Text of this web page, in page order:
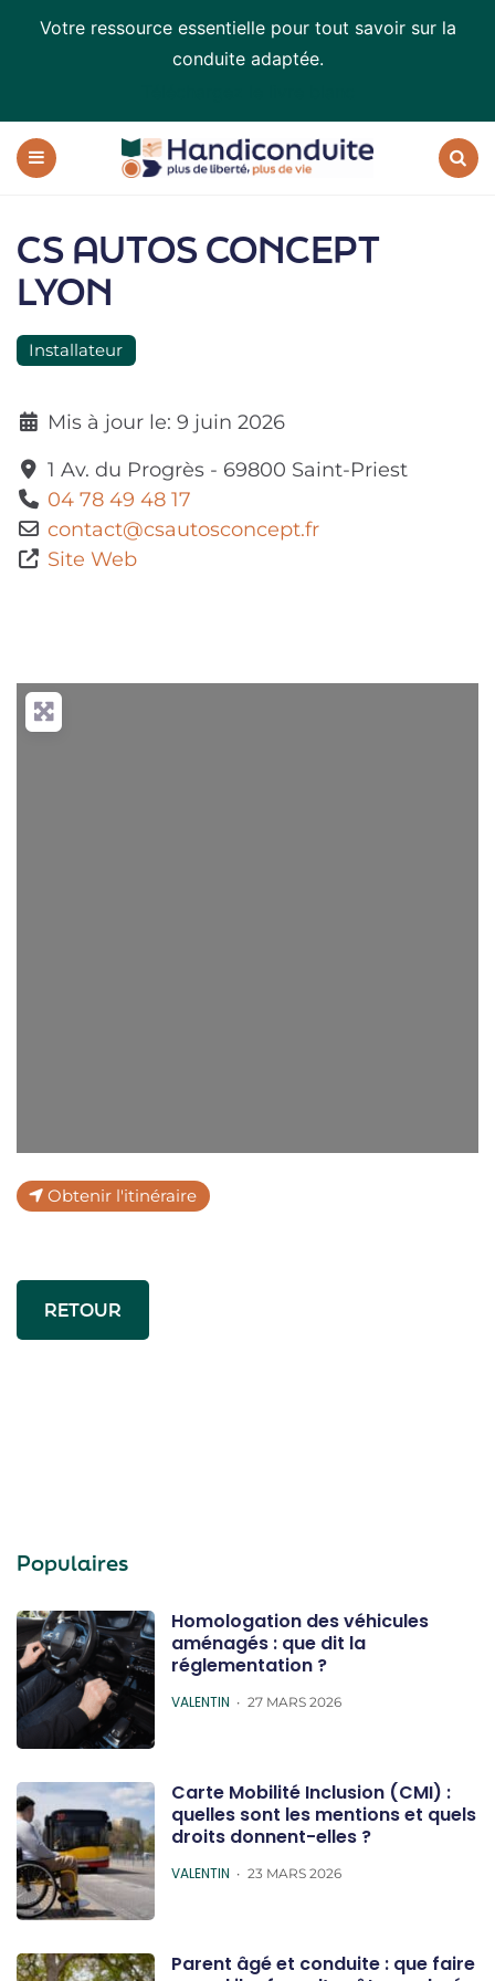
Votre ressource essentielle pour tout savoir sur la
conduite adaptée.
Handiconduite
conduite
adaptée
CS AUTOS CONCEPT
LYON
Installateur
Mis à jour le: 9 juin 2026
1 Av. du Progrès- 69800 Saint-Priest
04 78 49 48 17
contact@csautosconcept.fr
Site Web
Obtenir l'itinéraire
RETOUR
Populaires
Homologation des véhicules
aménagés : que dit la
réglementation ?
POSTED
VALENTIN 27 MARS 2026
Carte Mobilité Inclusion (CMI) :
quelles sont les mentions et quels
droits donnent-elles ?
POSTED
VALENTIN 23 MARS 2026
Parent âgé et conduite : que faire